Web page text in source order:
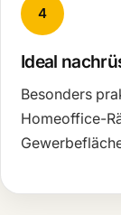
4
Ideal
Besonders
Homeoffice-